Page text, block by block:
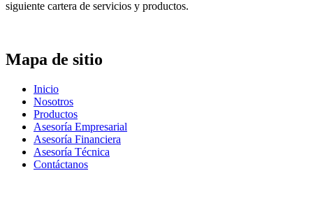
siguiente cartera de servicios y productos.
Mapa de sitio
Inicio
Nosotros
Productos
Asesoría Empresarial
Asesoría Financiera
Asesoría Técnica
Contáctanos